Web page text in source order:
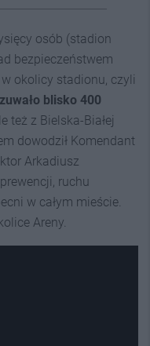
osób (stadion
bezpieczeństwem
okolicy stadionu, czyli
blisko 400
też z Bielska-Białej
dowodził Komendant
Arkadiusz
ruchu
w całym mieście.
Areny.